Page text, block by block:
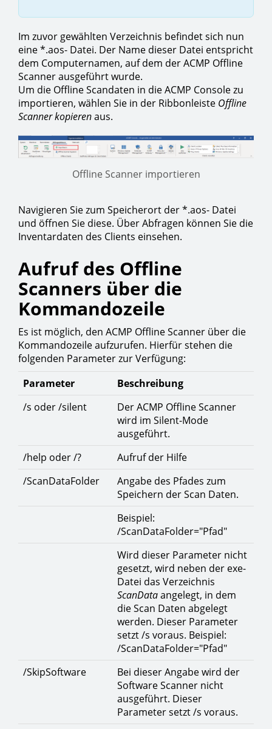
Im zuvor gewählten Verzeichnis befindet sich nun
eine *.aos- Datei. Der Name dieser Datei entspricht
dem Computernamen, auf dem der ACMP Offline
Scanner ausgeführt wurde.
Um die Offline Scandaten in die ACMP Console zu
importieren, wählen Sie in der Ribbonleiste Offline
Scanner kopierenaus.
Offline Scanner importieren
Navigieren Sie zum Speicherort der *.aos- Datei
und öffnen Sie diese. Über Abfragen können Sie die
Inventardaten des Clients einsehen.
Aufruf des Offline
Scanners über die
Kommandozeile
Es ist möglich, den ACMP Offline Scanner über die
Kommandozeile aufzurufen. Hierfür stehen die
folgenden Parameter zur Verfügung:
Parameter
Beschreibung
/s oder /silent
Der ACMP Offline Scanner
wird im Silent-Mode
ausgeführt.
/help oder /?
Aufruf der Hilfe
/ScanDataFolder
Angabe des Pfades zum
Speichern der Scan Daten.
Beispiel:
/ScanDataFolder="Pfad"
Wird dieser Parameter nicht
gesetzt, wird neben der exe-
Datei das Verzeichnis
ScanDataangelegt, in dem
die Scan Daten abgelegt
werden. Dieser Parameter
setzt /s voraus. Beispiel:
/ScanDataFolder="Pfad"
/SkipSoftware
Bei dieser Angabe wird der
Software Scanner nicht
ausgeführt. Dieser
Parameter setzt /s voraus.